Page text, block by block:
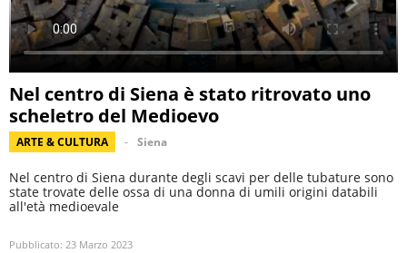
Nel centro di Siena è stato ritrovato uno
scheletro del Medioevo
ARTE & CULTURA Siena
Nel centro di Siena durante degli scavi per delle tubature sono
state trovate delle ossa di una donna di umili origini databili
all'età medioevale
Pubblicato: 23 Marzo 2023